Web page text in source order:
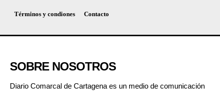
Términos y condiones Contacto
SOBRE NOSOTROS
Diario Comarcal de Cartagena es un medio de comunicación